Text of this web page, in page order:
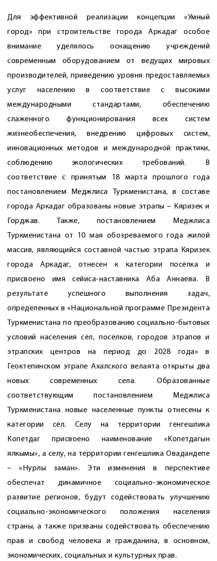
Для эффективной реализации концепции «Умный
город» при строительстве города Аркадаг особое
внимание уделялось оснащению учреждений
современным оборудованием от ведущих мировых
производителей, приведению уровня предоставляемых
услуг населению в соответствие с высокими
международными стандартами, обеспечению
слаженного функционирования всех систем
жизнеобеспечения, внедрению цифровых систем,
инновационных методов и международной практики,
соблюдению экологических требований. В
соответствие с принятым 18 марта прошлого года
постановлением Меджлиса Туркменистана, в составе
города Аркадаг образованы новые этрапы – Кяризек и
Горджав. Также, постановлением Меджлиса
Туркменистана от 10 мая обозреваемого года жилой
массив, являющийся составной частью этрапа Кяризек
города Аркадаг, отнесен к категории посёлка и
присвоено имя сейиса-наставника Аба Аннаева. В
результате успешного выполнения задач,
определенных в «Национальной программе Президента
Туркменистана по преобразованию социально-бытовых
условий населения сёл, посёлков, городов этрапов и
этрапских центров на период до 2028 года» в
Геоктепинском этрапе Ахалского велаята открыты два
новых современных села. Образованные
соответствующим постановлением Меджлиса
Туркменистана новые населенные пункты отнесены к
категории сёл. Селу на территории генгешлика
Копетдаг присвоено наименование «Koпетдагын
ялкымы», а селу, на территории генгешлика Овадандепе
– «Нурлы заман». Эти изменения в перспективе
обеспечат динамичное социально-экономическое
развитие регионов, будут содействовать улучшению
социально-экономического положения населения
страны, а также призваны содействовать обеспечению
прав и свобод человека и гражданина, в основном,
экономических, социальных и культурных прав.